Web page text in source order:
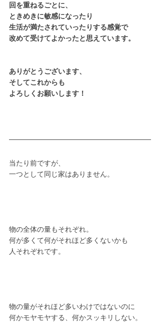
回を重ねるごとに、
ときめきに敏感になったり
生活が満たされていったりする感覚で
改めて受けてよかったと思えています。
ありがとうございます、
そしてこれからも
よろしくお願いします！
当たり前ですが、
一つとして同じ家はありません。
物の全体の量もそれぞれ。
何が多くて何がそれほど多くないかも
人それぞれです。
物の量がそれほど多いわけではないのに
何かモヤモヤする、何かスッキリしない。